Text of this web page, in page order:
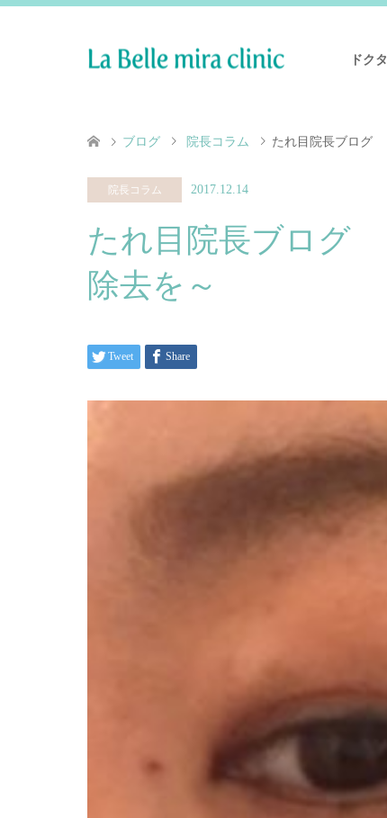
ドク
ブログ 院長コラム たれ目院長ブログ
院長コラム 2017.12.14
たれ目院長ブログ
除去を～
Tweet Share